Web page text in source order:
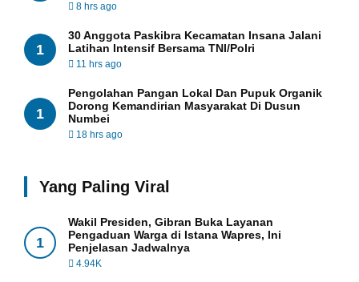
8 hrs ago
1
30 Anggota Paskibra Kecamatan Insana Jalani
Latihan Intensif Bersama TNI/Polri
11 hrs ago
1
Pengolahan Pangan Lokal Dan Pupuk Organik
Dorong Kemandirian Masyarakat Di Dusun
Numbei
18 hrs ago
Yang Paling Viral
1
Wakil Presiden, Gibran Buka Layanan
Pengaduan Warga di Istana Wapres, Ini
Penjelasan Jadwalnya
4.94K